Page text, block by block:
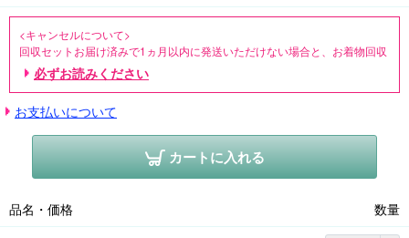
※「丸洗い+シミ抜き」をご希望の場合、「シミ抜き・カビとりなど
クリーニングのご相談」でお申し込みください。実物を見てのご相
談となります。
※「寸法直し、お仕立て直し」をご希望の場合、「寸法直し、お仕立
て直しのご相談」でお申し込みください。実物を見てのご相談とな
ります。
<キャンセルについて>
回収セットお届け済みで1ヵ月以内に発送いただけない場合と、お着物回収
前のキャンセルの場合は、660円をご請求させていただきます。
ご相談後のキャンセルの場合は、990円(税込・着物返送料込み)をご請求さ
「クリーニング」「ご相談」お申し込み後、回収セットをお届けします。
回収セットに着物を入れ、申込書をご記入の上、ヤマト宅急便でご発送く
ださい。着物の到着後7日以内に、きもの工房なぎさよりお電話を入れ、お
申し込みの内容と費用について確認させていただいた上で、お手入れを開
のご連絡も可能です。
必ずお読みください
お支払いについて
カートに入れる
品名・価格 数量